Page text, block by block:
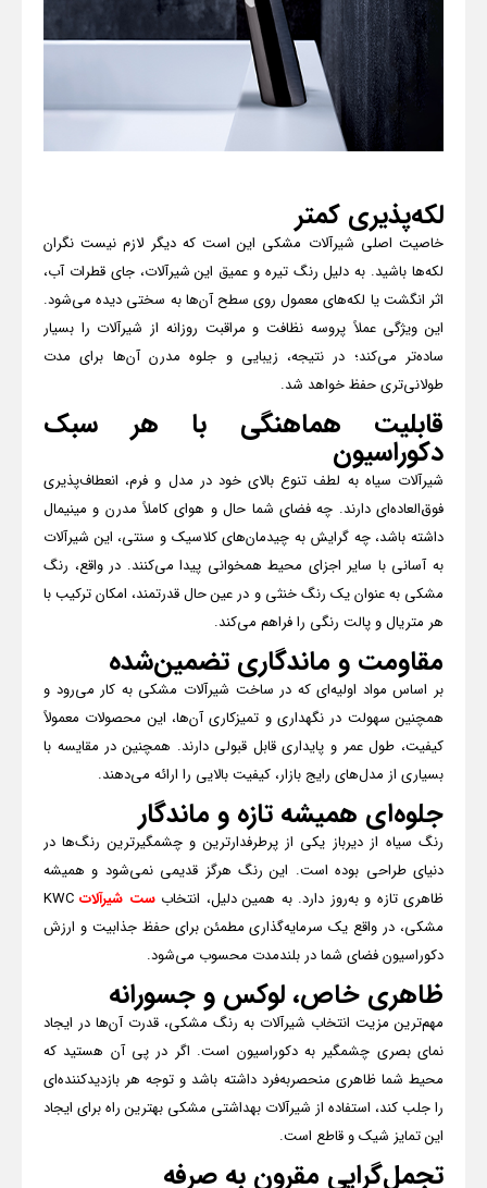
لکه‌پذیری کمتر
خاصیت اصلی شیرآلات مشکی این است که دیگر لازم نیست نگران
لکه‌ها باشید. به دلیل رنگ تیره و عمیق این شیرآلات، جای قطرات آب،
اثر انگشت یا لکه‌های معمول روی سطح آن‌ها به سختی دیده می‌شود.
این ویژگی عملاً پروسه نظافت و مراقبت روزانه از شیرآلات را بسیار
ساده‌تر می‌کند؛ در نتیجه، زیبایی و جلوه مدرن آن‌ها برای مدت
طولانی‌تری حفظ خواهد شد.
قابلیت هماهنگی با هر سبک
دکوراسیون
شیرآلات سیاه به لطف تنوع بالای خود در مدل و فرم، انعطاف‌پذیری
فوق‌العاده‌ای دارند. چه فضای شما حال و هوای کاملاً مدرن و مینیمال
داشته باشد، چه گرایش به چیدمان‌های کلاسیک و سنتی، این شیرآلات
به آسانی با سایر اجزای محیط همخوانی پیدا می‌کنند. در واقع، رنگ
مشکی به عنوان یک رنگ خنثی و در عین حال قدرتمند، امکان ترکیب با
هر متریال و پالت رنگی را فراهم می‌کند.
مقاومت و ماندگاری تضمین‌شده
بر اساس مواد اولیه‌ای که در ساخت شیرآلات مشکی به کار می‌رود و
همچنین سهولت در نگهداری و تمیزکاری آن‌ها، این محصولات معمولاً
کیفیت، طول عمر و پایداری قابل قبولی دارند. همچنین در مقایسه با
بسیاری از مدل‌های رایج بازار، کیفیت بالایی را ارائه می‌دهند.
جلوه‌ای همیشه تازه و ماندگار
رنگ سیاه از دیرباز یکی از پرطرفدارترین و چشمگیرترین رنگ‌ها در
دنیای طراحی بوده است. این رنگ هرگز قدیمی نمی‌شود و همیشه
ظاهری تازه و به‌روز دارد. به همین دلیل، انتخابست شیرآلات KWC
مشکی، در واقع یک سرمایه‌گذاری مطمئن برای حفظ جذابیت و ارزش
دکوراسیون فضای شما در بلندمدت محسوب می‌شود.
ظاهری خاص، لوکس و جسورانه
مهم‌ترین مزیت انتخاب شیرآلات به رنگ مشکی، قدرت آن‌ها در ایجاد
نمای بصری چشمگیر به دکوراسیون است. اگر در پی آن هستید که
محیط شما ظاهری منحصربه‌فرد داشته باشد و توجه هر بازدیدکننده‌ای
را جلب کند، استفاده از شیرآلات بهداشتی مشکی بهترین راه برای ایجاد
این تمایز شیک و قاطع است.
تجمل‌گرایی مقرون به صرفه